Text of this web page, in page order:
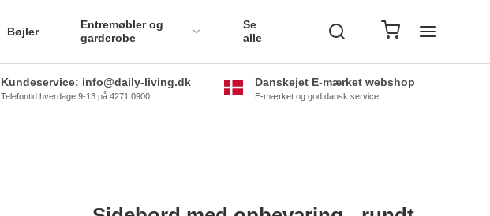
Bøjler
Entremøbler og
garderobe
Se
alle
Kundeservice: info@daily-living.dk
Telefontid hverdage 9-13 på 4271 0900
Danskejet E-mærket webshop
E-mærket og god dansk service